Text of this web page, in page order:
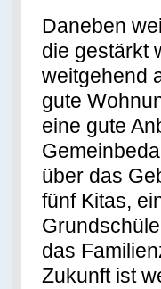
Daneben
die gestärkt
weitgehend
gute
eine gute
über das
fünf Kitas,
das
Zukunft ist